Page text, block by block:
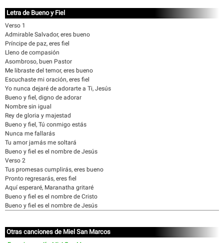
Letra de Bueno y Fiel
Verso 1
Admirable Salvador, eres bueno
Príncipe de paz, eres fiel
Lleno de compasión
Asombroso, buen Pastor
Me libraste del temor, eres bueno
Escuchaste mi oración, eres fiel
Yo nunca dejaré de adorarte a Ti, Jesús
Bueno y fiel, digno de adorar
Nombre sin igual
Rey de gloria y majestad
Bueno y fiel, Tú conmigo estás
Nunca me fallarás
Tu amor jamás me soltará
Bueno y fiel es el nombre de Jesús
Verso 2
Tus promesas cumplirás, eres bueno
Pronto regresarás, eres fiel
Aquí esperaré, Maranatha gritaré
Bueno y fiel es el nombre de Cristo
Bueno y fiel es el nombre de Jesús
Otras canciones de Miel San Marcos